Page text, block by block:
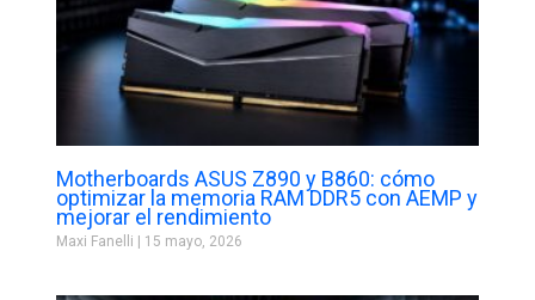
Motherboards ASUS Z890 y B860: cómo
optimizar la memoria RAM DDR5 con AEMP y
mejorar el rendimiento
Maxi Fanelli 15 mayo, 2026